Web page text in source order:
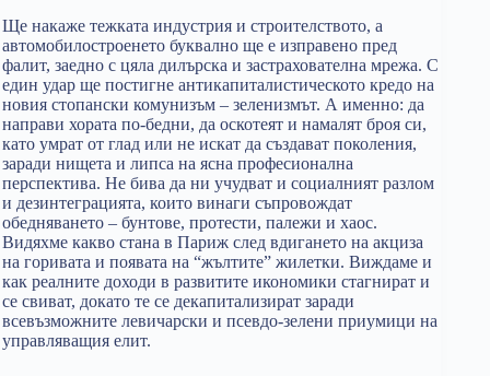
Ще накаже тежката индустрия и строителството, а
автомобилостроенето буквално ще е изправено пред
фалит, заедно с цяла дилърска и застрахователна мрежа. С
един удар ще постигне антикапиталистическото кредо на
новия стопански комунизъм – зеленизмът. А именно: да
направи хората по-бедни, да оскотеят и намалят броя си,
като умрат от глад или не искат да създават поколения,
заради нищета и липса на ясна професионална
перспектива. Не бива да ни учудват и социалният разлом
и дезинтеграцията, които винаги съпровождат
обедняването – бунтове, протести, палежи и хаос.
Видяхме какво стана в Париж след вдигането на акциза
на горивата и появата на “жълтите” жилетки. Виждаме и
как реалните доходи в развитите икономики стагнират и
се свиват, докато те се декапитализират заради
всевъзможните левичарски и псевдо-зелени приумици на
управляващия елит.